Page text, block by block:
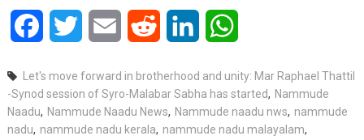
FacebookTwitter Email Reddit LinkedIn
Let's move forward in brotherhood and unity: Mar Raphael Thattil
-Synod session of Syro-Malabar Sabha has started, Nammude
Naadu, Nammude Naadu News, Nammude naadu nws, nammude
nadu, nammude nadu kerala, nammude nadu malayalam,